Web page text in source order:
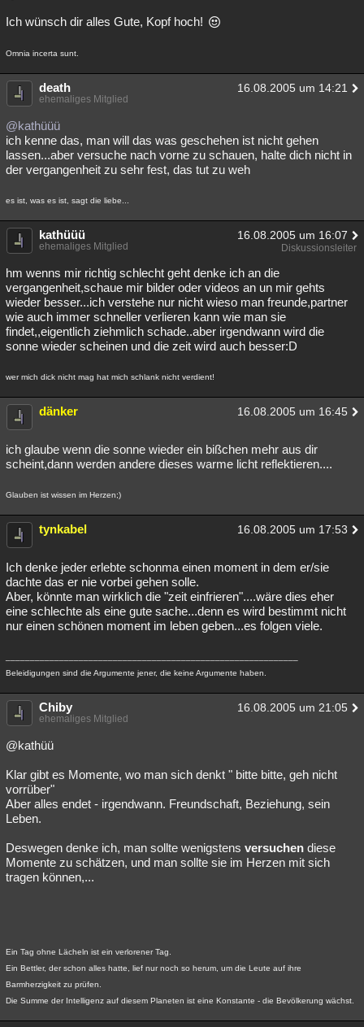
Ich wünsch dir alles Gute, Kopf hoch!
Omnia incerta sunt.
death 16.08.2005 um 14:21
ehemaliges Mitglied
@kathüüü
ich kenne das, man will das was geschehen ist nicht gehen
lassen...aber versuche nach vorne zu schauen, halte dich nicht in
der vergangenheit zu sehr fest, das tut zu weh
es ist, was es ist, sagt die liebe...
kathüüü 16.08.2005 um 16:07
ehemaliges Mitglied Diskussionsleiter
hm wenns mir richtig schlecht geht denke ich an die
vergangenheit,schaue mir bilder oder videos an un mir gehts
wieder besser...ich verstehe nur nicht wieso man freunde,partner
wie auch immer schneller verlieren kann wie man sie
findet,,eigentlich ziehmlich schade..aber irgendwann wird die
sonne wieder scheinen und die zeit wird auch besser:D
wer mich dick nicht mag hat mich schlank nicht verdient!
dänker 16.08.2005 um 16:45
ich glaube wenn die sonne wieder ein bißchen mehr aus dir
scheint,dann werden andere dieses warme licht reflektieren....
Glauben ist wissen im Herzen;)
tynkabel 16.08.2005 um 17:53
Ich denke jeder erlebte schonma einen moment in dem er/sie
dachte das er nie vorbei gehen solle.
Aber, könnte man wirklich die "zeit einfrieren"....wäre dies eher
eine schlechte als eine gute sache...denn es wird bestimmt nicht
nur einen schönen moment im leben geben...es folgen viele.
Beleidigungen sind die Argumente jener, die keine Argumente haben.
Chiby 16.08.2005 um 21:05
ehemaliges Mitglied
@kathüü
Klar gibt es Momente, wo man sich denkt " bitte bitte, geh nicht
vorrüber"
Aber alles endet - irgendwann. Freundschaft, Beziehung, sein
Leben.
Deswegen denke ich, man sollte wenigstens versuchen diese
Momente zu schätzen, und man sollte sie im Herzen mit sich
tragen können,...
Ein Tag ohne Lächeln ist ein verlorener Tag.
Ein Bettler, der schon alles hatte, lief nur noch so herum, um die Leute auf ihre
Barmherzigkeit zu prüfen.
Die Summe der Intelligenz auf diesem Planeten ist eine Konstante - die Bevölkerung wächst.